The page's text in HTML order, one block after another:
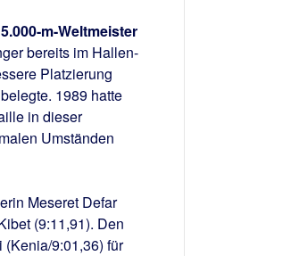
m-Weltmeister
bereits im Hallen-
Platzierung
1989 hatte
in dieser
Umständen
Meseret Defar
(9:11,91). Den
9:01,36) für